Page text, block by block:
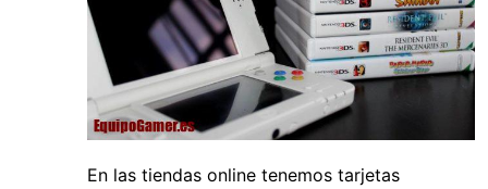
En las tiendas online tenemos tarjetas